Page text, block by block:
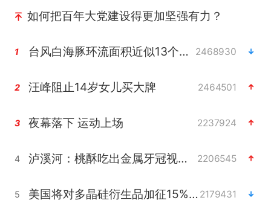
如何把百年大党建设得更加坚强有力？
1 台风白海豚环流面积近似13个浙江 2468930
2 汪峰阻止14岁女儿买大牌 2464501
3 夜幕落下 运动上场 2237924
4 泸溪河：桃酥吃出金属牙冠视频不实 2206545
5 美国将对多晶硅衍生品加征15%关税 2179431